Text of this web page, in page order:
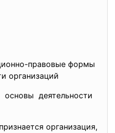
правовые формы
организаций
деятельности
организация,